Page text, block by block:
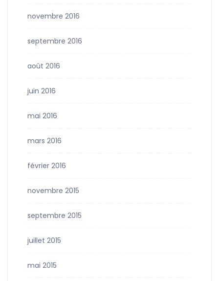
novembre 2016
septembre 2016
août 2016
juin 2016
mai 2016
mars 2016
février 2016
novembre 2015
septembre 2015
juillet 2015
mai 2015